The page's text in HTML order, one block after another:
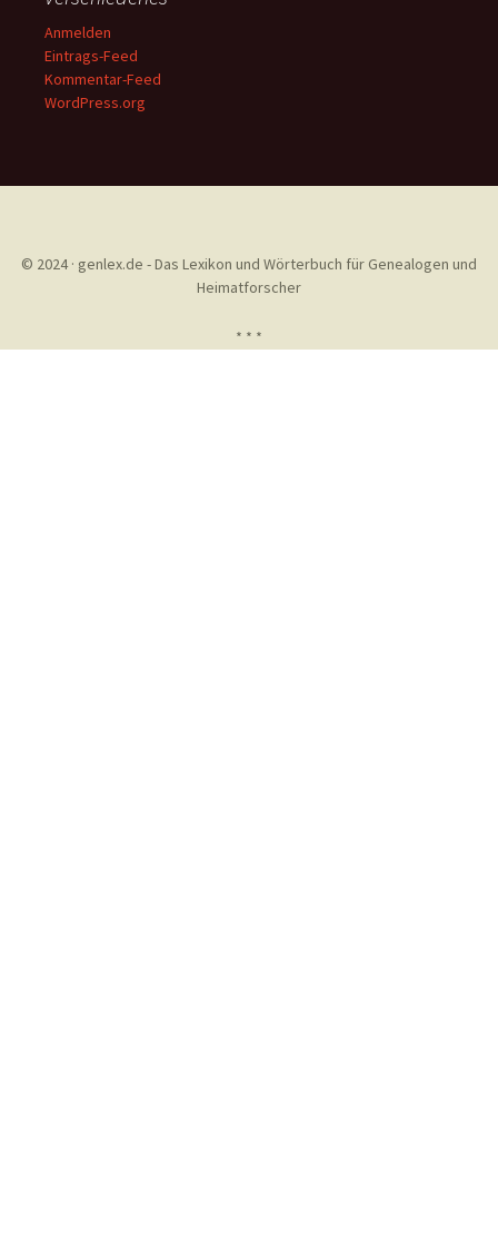
Anmelden
Eintrags-Feed
Kommentar-Feed
WordPress.org
© 2024 · genlex.de - Das Lexikon und Wörterbuch für Genealogen und
Heimatforscher
* * *